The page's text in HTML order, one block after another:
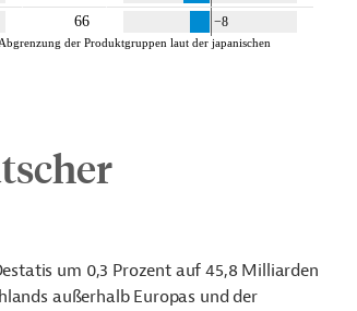
um 0,3 Prozent auf 45,8 Milliarden
außerhalb Europas und der